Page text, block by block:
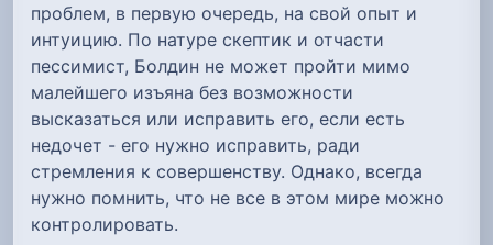
проблем, в первую очередь, на свой опыт и
интуицию. По натуре скептик и отчасти
пессимист, Болдин не может пройти мимо
малейшего изъяна без возможности
высказаться или исправить его, если есть
недочет - его нужно исправить, ради
стремления к совершенству. Однако, всегда
нужно помнить, что не все в этом мире можно
контролировать.